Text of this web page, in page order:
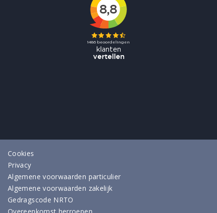
Cookies
Privacy
Algemene voorwaarden particulier
Algemene voorwaarden zakelijk
Gedragscode NRTO